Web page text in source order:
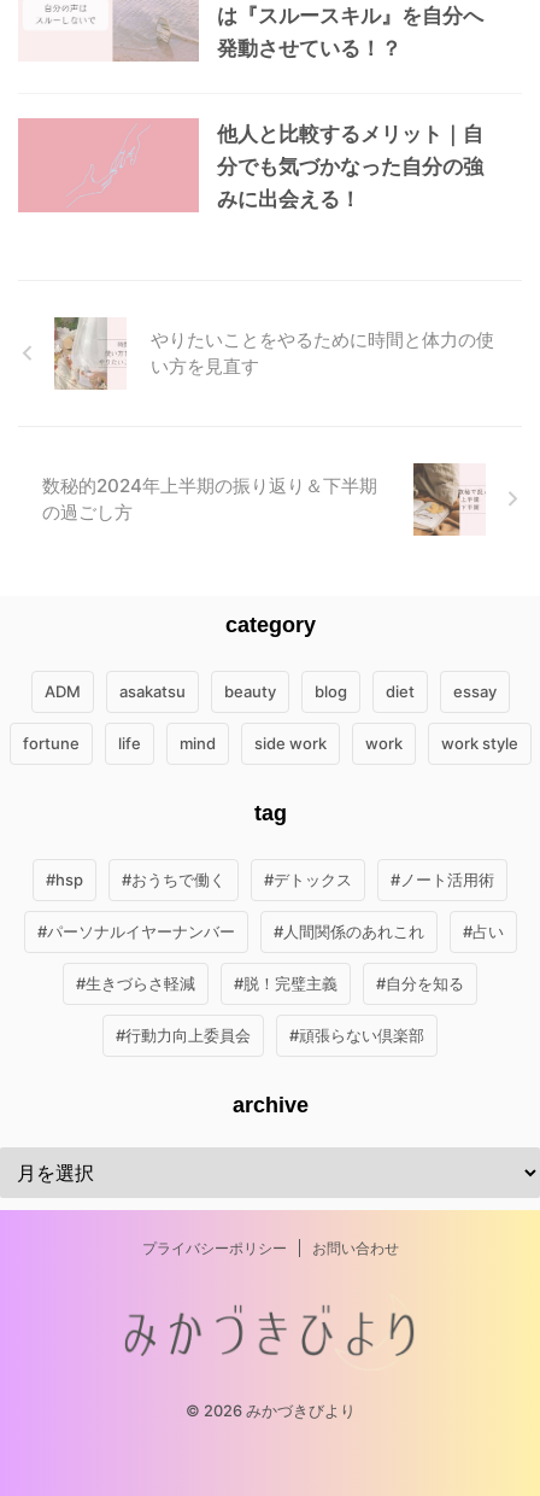
は『スルースキル』を自分へ
発動させている！？
他人と比較するメリット｜自
分でも気づかなった自分の強
みに出会える！
やりたいことをやるために時間と体力の使
い方を見直す
数秘的2024年上半期の振り返り＆下半期
の過ごし方
category
ADM asakatsu beauty blog diet essay
fortune life mind side work work work style
tag
#hsp #おうちで働く #デトックス #ノート活用術
#パーソナルイヤーナンバー #人間関係のあれこれ #占い
#生きづらさ軽減 #脱！完璧主義 #自分を知る
#行動力向上委員会 #頑張らない倶楽部
archive
プライバシーポリシー お問い合わせ
© 2026 みかづきびより